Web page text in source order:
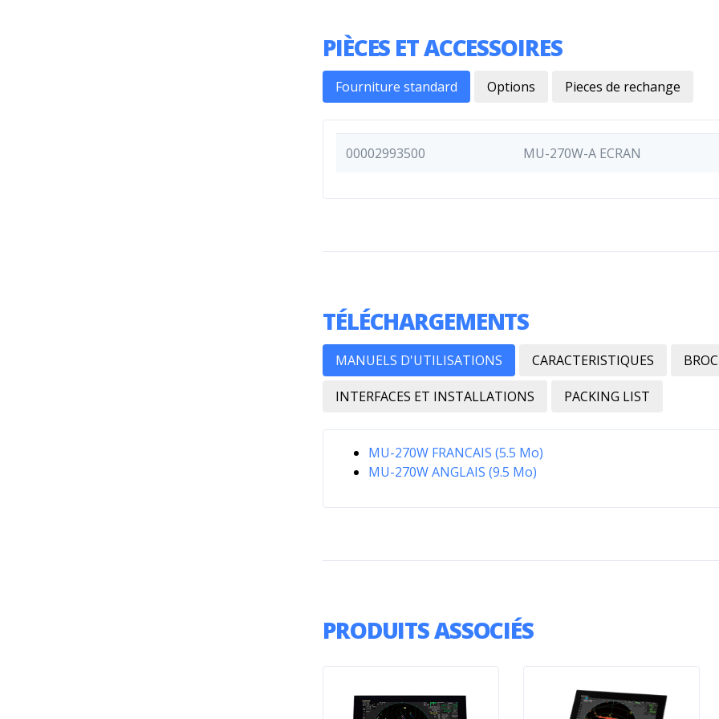
PIÈCES ET ACCESSOIRES
Fourniture standard Options Pieces de rechange
00002993500 MU-270W-A ECRAN
TÉLÉCHARGEMENTS
MANUELS D'UTILISATIONS CARACTERISTIQUES
INTERFACES ET INSTALLATIONS PACKING LIST
MU-270W FRANCAIS (5.5 Mo)
MU-270W ANGLAIS (9.5 Mo)
PRODUITS ASSOCIÉS